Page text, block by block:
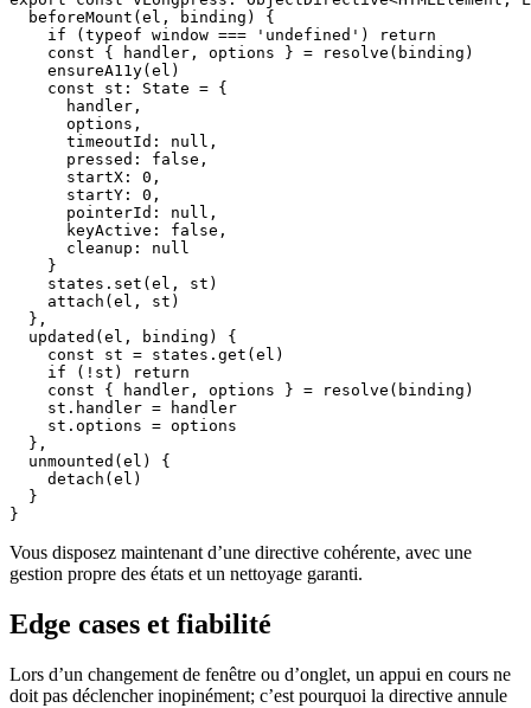
  beforeMount(el, binding) {
    if (typeof window === 'undefined') return
    const { handler, options } = resolve(binding)
    ensureA11y(el)
    const st: State = {
      handler,
      options,
      timeoutId: null,
      pressed: false,
      startX: 0,
      startY: 0,
      pointerId: null,
      keyActive: false,
      cleanup: null
    }
    states.set(el, st)
    attach(el, st)
  },
  updated(el, binding) {
    const st = states.get(el)
    if (!st) return
    const { handler, options } = resolve(binding)
    st.handler = handler
    st.options = options
  },
  unmounted(el) {
    detach(el)
  }
}
Vous disposez maintenant d’une directive cohérente, avec une
gestion propre des états et un nettoyage garanti.
Edge cases et fiabilité
Lors d’un changement de fenêtre ou d’onglet, un appui en cours ne
doit pas déclencher inopinément; c’est pourquoi la directive annule